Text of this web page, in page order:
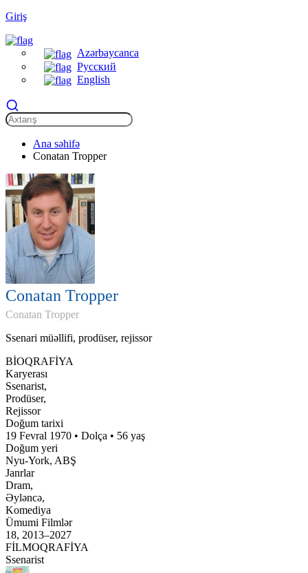
Giriş
Azərbaycanca
Русский
English
Ana səhifə
Conatan Tropper
Conatan Tropper
Conatan Tropper
Ssenari müəllifi, prodüser, rejissor
BİOQRAFİYA
Karyerası
Ssenarist,
Prodüser,
Rejissor
Doğum tarixi
19 Fevral 1970 • Dolça • 56 yaş
Doğum yeri
Nyu-York, ABŞ
Janrlar
Dram,
Əyləncə,
Komediya
Ümumi Filmlər
18, 2013–2027
FİLMOQRAFİYA
Ssenarist